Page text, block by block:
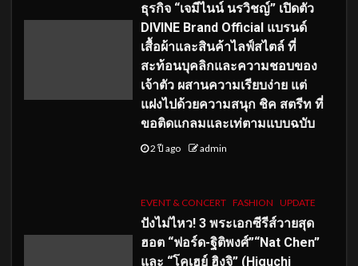
ธุรกิจ “เจมีไนน์ นรวิชญ์” เปิดตัว
DIVINE Brand Official แบรนด์
เสื้อผ้าและสินค้าไลฟ์สไตล์ ที่
สะท้อนบุคลิกและความชอบของ
เจ้าตัว ผสานความเรียบง่าย แต่
แฝงไปด้วยความสนุก ชิค สตรีท ที่
ขอติดแกลมและเท่ตามแบบฉบับ
2 ปี ago admin
EVENT & CONCERT FASHION UPDATE
ปังไม่ไหว! 3 พระเอกซีรีส์วายสุด
ฮอต “ฟอร์ด-ฐิติพงศ์”“Nat Chen”
และ “โคเฮย์ ฮิงุจิ” (Higuchi